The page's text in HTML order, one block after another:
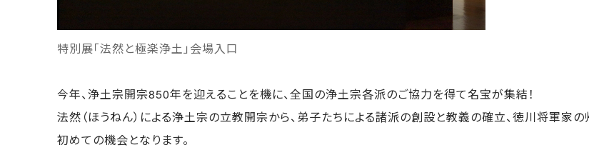
特別展「法然と極楽浄土」会場入口
今年、浄土宗開宗850年を迎えることを機に、全国の浄土宗各派のご協力を得て名宝が集結！
法然（ほうねん）による浄土宗の立教開宗から、弟子たちによる諸派の創設と教義の確立、徳川将軍家
初めての機会となります。